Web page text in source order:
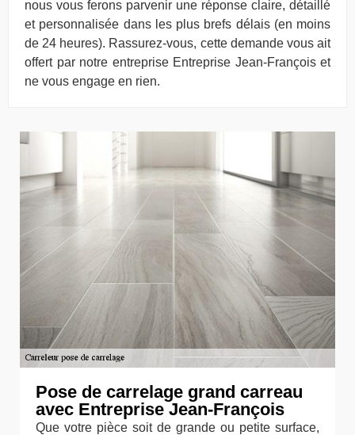
nous vous ferons parvenir une réponse claire, détaillé
et personnalisée dans les plus brefs délais (en moins
de 24 heures). Rassurez-vous, cette demande vous ait
offert par notre entreprise Entreprise Jean-François et
ne vous engage en rien.
Pose de carrelage grand carreau
avec Entreprise Jean-François
Que votre pièce soit de grande ou petite surface,